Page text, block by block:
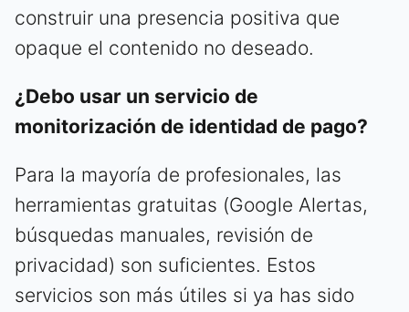
construir una presencia positiva que
opaque el contenido no deseado.
¿Debo usar un servicio de
monitorización de identidad de pago?
Para la mayoría de profesionales, las
herramientas gratuitas (Google Alertas,
búsquedas manuales, revisión de
privacidad) son suficientes. Estos
servicios son más útiles si ya has sido